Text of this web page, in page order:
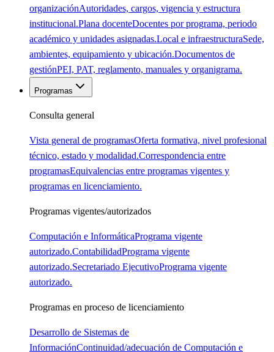
organizaciónAutoridades, cargos, vigencia y estructura
institucional.Plana docenteDocentes por programa, periodo
académico y unidades asignadas.Local e infraestructuraSede,
ambientes, equipamiento y ubicación.Documentos de
gestiónPEI, PAT, reglamento, manuales y organigrama.
Programas
Consulta general
Vista general de programasOferta formativa, nivel profesional
técnico, estado y modalidad.Correspondencia entre
programasEquivalencias entre programas vigentes y
programas en licenciamiento.
Programas vigentes/autorizados
Computación e InformáticaPrograma vigente
autorizado.ContabilidadPrograma vigente
autorizado.Secretariado EjecutivoPrograma vigente
autorizado.
Programas en proceso de licenciamiento
Desarrollo de Sistemas de
InformaciónContinuidad/adecuación de Computación e